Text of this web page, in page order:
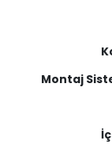
Montaj